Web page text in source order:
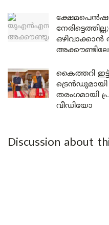
ഒഴിവാക്കാൻ
കൈത്തറി
ട്രെൻഡുമായി
തരംഗമായി
വീഡിയോ
Discussion about